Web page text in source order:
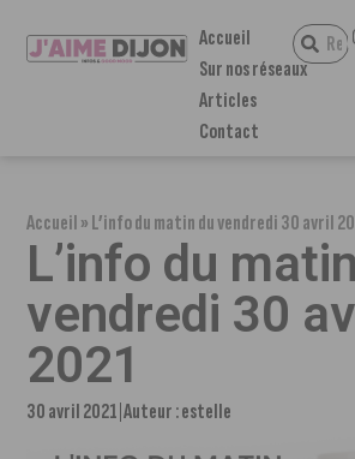
Accueil
Sur nos réseaux
Articles
Contact
Accueil»L’info du matin du vendredi 30 avril
L’info du
vendredi 30
2021
30 avril 2021 Auteur :estelle